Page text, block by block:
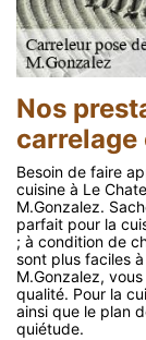
Nos
carrelage
Besoin de faire
cuisine à Le
M.Gonzalez.
parfait pour la
; à condition de
sont plus faciles
M.Gonzalez,
qualité. Pour la
ainsi que le plan
quiétude.